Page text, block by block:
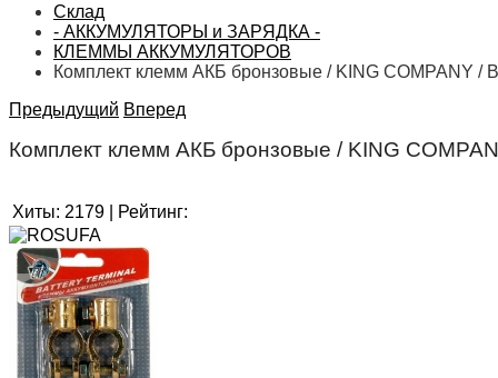
Склад
- АККУМУЛЯТОРЫ и ЗАРЯДКА -
КЛЕММЫ АККУМУЛЯТОРОВ
Комплект клемм АКБ бронзовые / KING COMPANY /
Предыдущий Вперед
Комплект клемм АКБ бронзовые / KING
Хиты: 2179 Рейтинг: